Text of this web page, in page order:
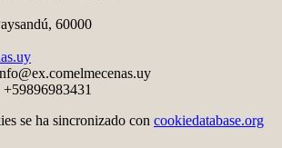
60000
ex.comelmecenas.uy
se ha sincronizado con cookiedatabase.org